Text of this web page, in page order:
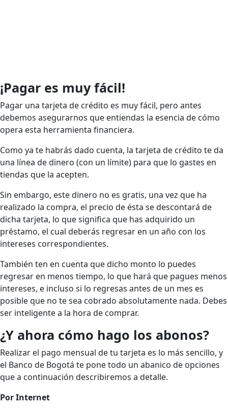
¡Pagar es muy fácil!
Pagar una tarjeta de crédito es muy fácil, pero antes
debemos asegurarnos que entiendas la esencia de cómo
opera esta herramienta financiera.
Como ya te habrás dado cuenta, la tarjeta de crédito te da
una línea de dinero (con un límite) para que lo gastes en
tiendas que la acepten.
Sin embargo, este dinero no es gratis, una vez que ha
realizado la compra, el precio de ésta se descontará de
dicha tarjeta, lo que significa que has adquirido un
préstamo, el cual deberás regresar en un año con los
intereses correspondientes.
También ten en cuenta que dicho monto lo puedes
regresar en menos tiempo, lo que hará que pagues menos
intereses, e incluso si lo regresas antes de un mes es
posible que no te sea cobrado absolutamente nada. Debes
ser inteligente a la hora de comprar.
¿Y ahora cómo hago los abonos?
Realizar el pago mensual de tu tarjeta es lo más sencillo, y
el Banco de Bogotá te pone todo un abanico de opciones
que a continuación describiremos a detalle.
Por Internet